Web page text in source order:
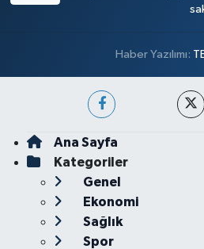
Haber Yazılımı:
Ana Sayfa
Kategoriler
Genel
Ekonomi
Sağlık
Spor